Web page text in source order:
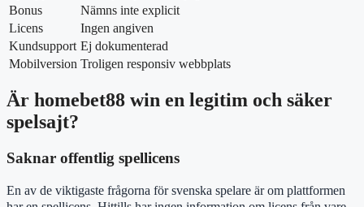
Bonus
Nämns inte explicit
Licens
Ingen angiven
Kundsupport Ej dokumenterad
Mobilversion Troligen responsiv webbplats
Är homebet88 win en legitim och säker
spelsajt?
Saknar offentlig spellicens
En av de viktigaste frågorna för svenska spelare är om plattformen